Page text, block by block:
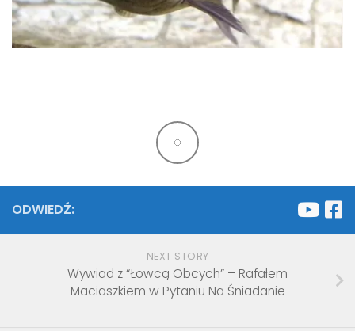
ODWIEDŹ:
NEXT STORY
Wywiad z “Łowcą Obcych” – Rafałem
Maciaszkiem w Pytaniu Na Śniadanie